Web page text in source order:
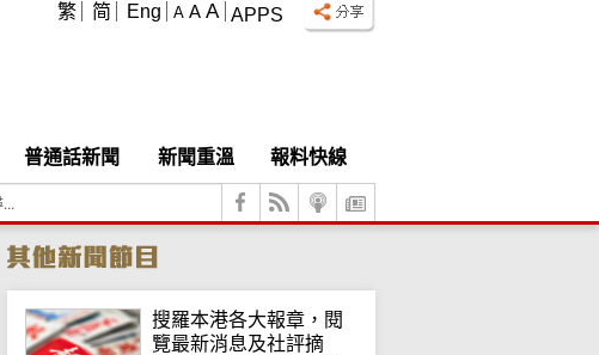
APPS
A A A
繁 简 Eng
普通話新聞 新聞重溫
報料快線
搜羅本港各大報章，閱
覽最新消息及社評摘